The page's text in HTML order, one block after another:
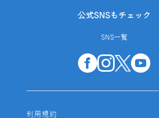
公式SNSもチェック
SNS一覧
利用規約